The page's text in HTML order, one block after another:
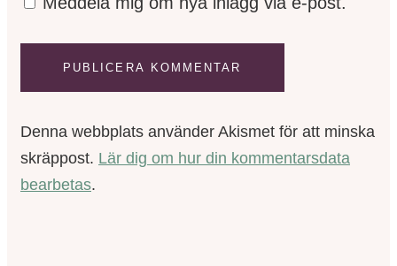
Denna webbplats använder Akismet för att minska
skräppost. Lär dig om hur din kommentarsdata
bearbetas.